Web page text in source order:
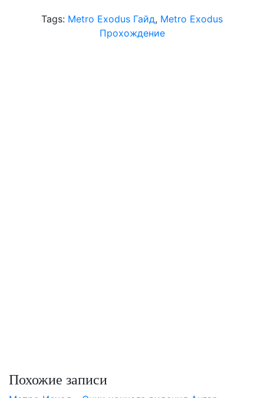
Tags: Metro Exodus Гайд, Metro Exodus
Прохождение
Похожие записи